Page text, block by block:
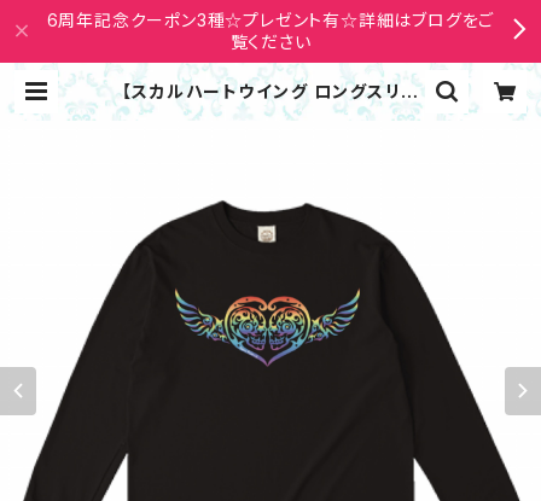
6周年記念クーポン3種☆プレゼント有☆詳細はブログをご
覧ください
【スカルハートウイング ロングスリー
ブTシャツ】虹色オーガニックコットン